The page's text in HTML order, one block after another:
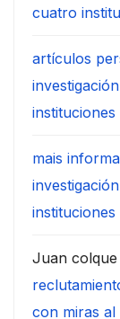
cuatro
artículos
instituciones
mais
instituciones
Juan
con miras al